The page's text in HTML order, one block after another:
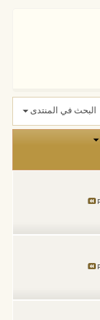
البحث في المنتدى